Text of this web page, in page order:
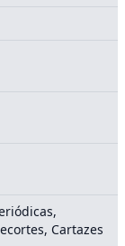
Cartazes